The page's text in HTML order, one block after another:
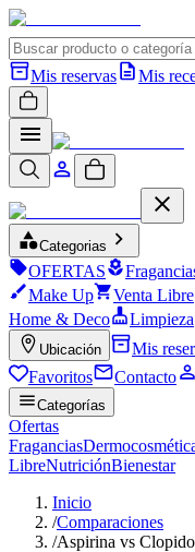
Mis reservas Mis
Categorias
OFERTAS
Make Up
Venta Libre
Home & Deco
Limpieza
Ubicación Mis
Favoritos
Contacto
Categorías
Ofertas
Fragancias
LibreNutriciónBienestar
Inicio
/Comparaciones
/Aspirina vs